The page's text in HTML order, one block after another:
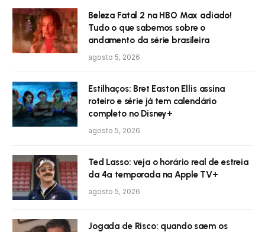
Beleza Fatal 2 na HBO Max adiado!
Tudo o que sabemos sobre o
andamento da série brasileira
agosto 5, 2026
Estilhaços: Bret Easton Ellis assina
roteiro e série já tem calendário
completo no Disney+
agosto 5, 2026
Ted Lasso: veja o horário real de estreia
da 4ª temporada na Apple TV+
agosto 5, 2026
Jogada de Risco: quando saem os